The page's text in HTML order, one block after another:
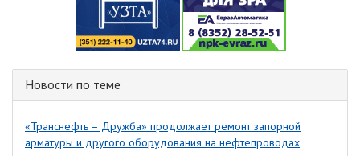
Новости по теме
«Транснефть – Дружба» продолжает ремонт запорной
арматуры и другого оборудования на нефтепроводах